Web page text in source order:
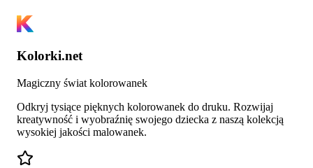
Kolorki.net
Magiczny świat kolorowanek
Odkryj tysiące pięknych kolorowanek do druku. Rozwijaj
kreatywność i wyobraźnię swojego dziecka z naszą kolekcją
wysokiej jakości malowanek.